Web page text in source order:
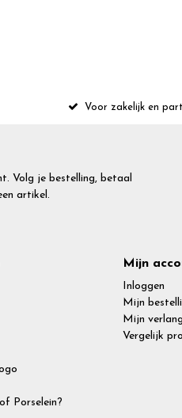
Voor zakelijk en
Volg je bestelling, betaal
artikel.
Porselein?
Mijn
Inloggen
Mijn
Mijn
Vergelijk